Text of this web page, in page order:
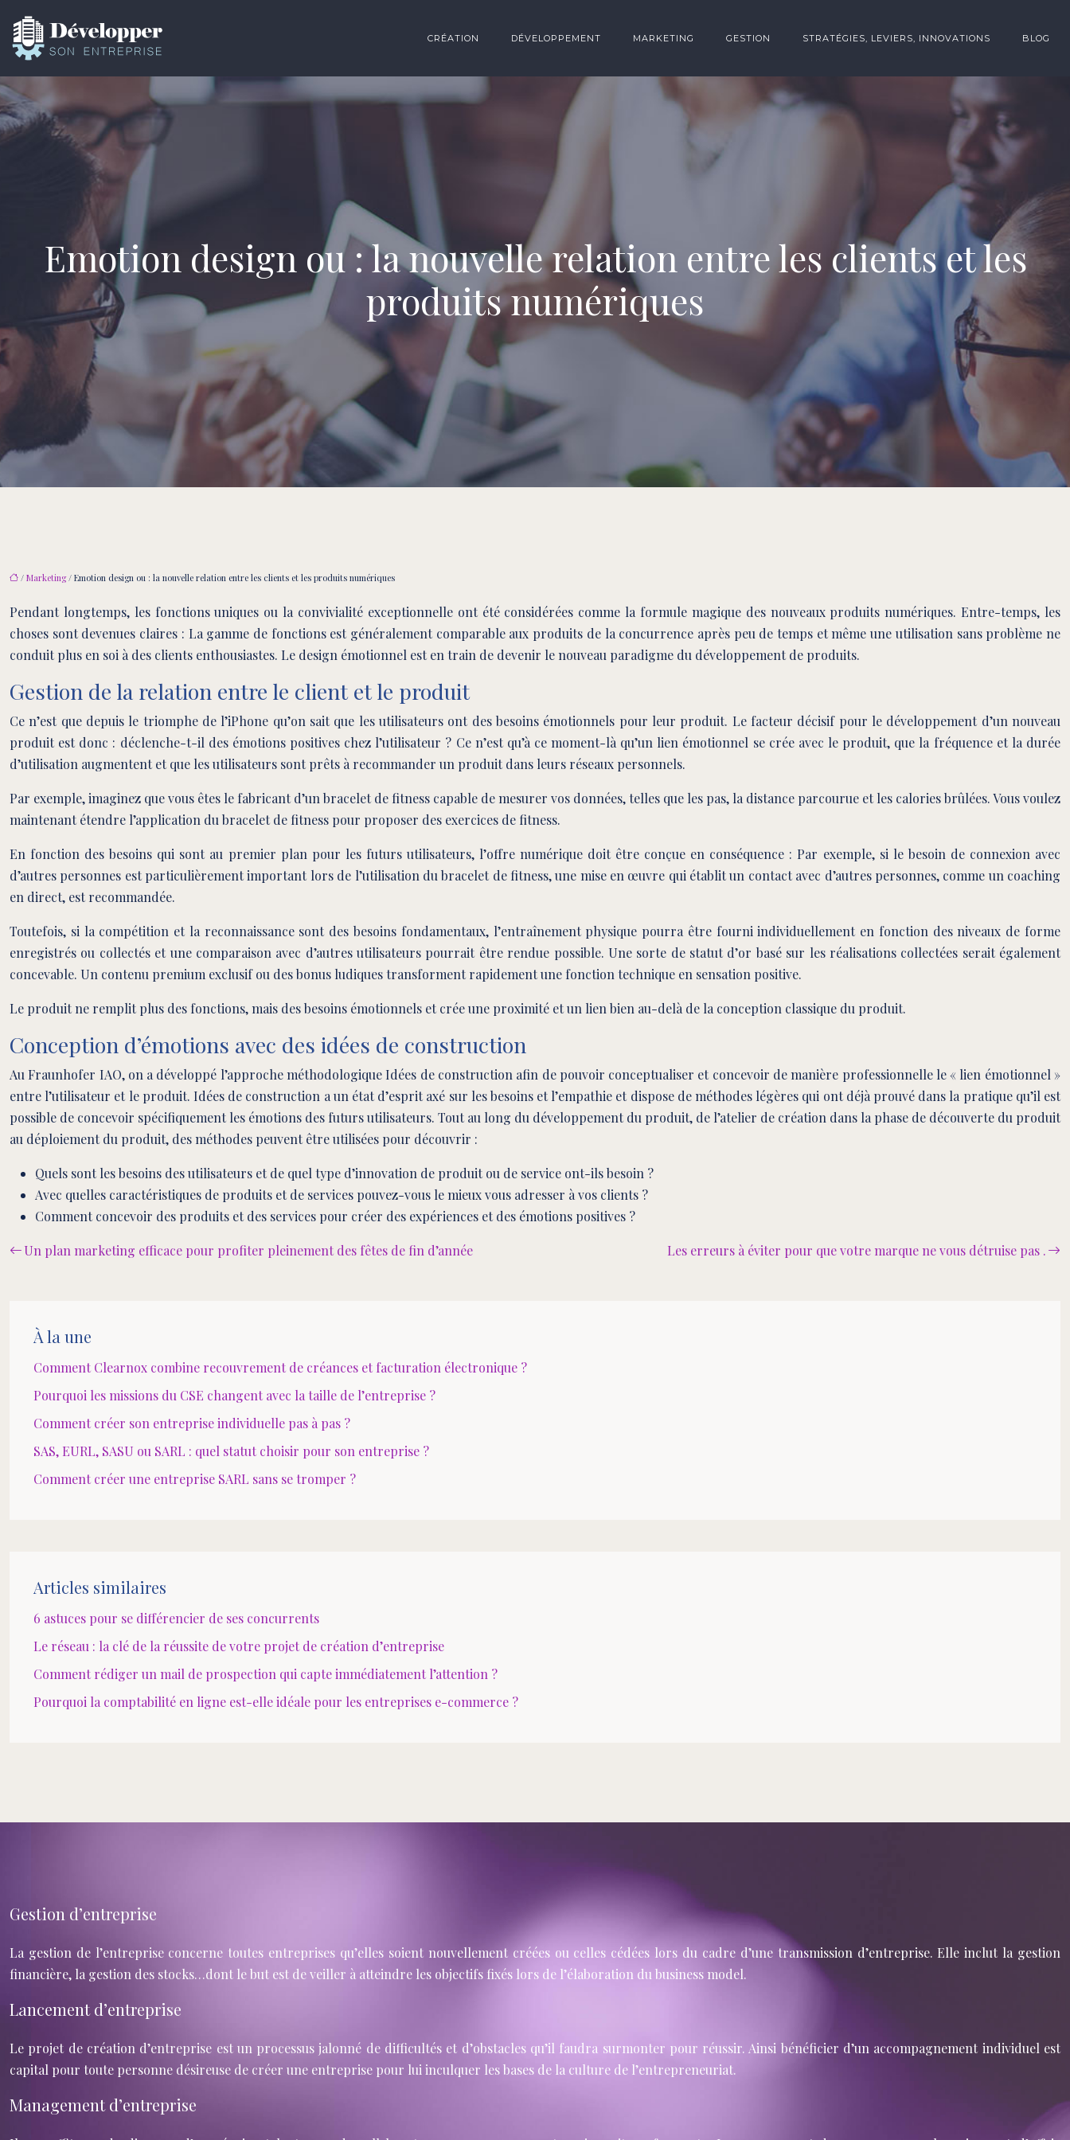
CRÉATION DÉVELOPPEMENT MARKETING GESTION STRATÉGIES, LEVIERS, INNOVATIONS BLOG
Emotion design ou : la nouvelle relation entre les clients et les
produits numériques
/ Marketing/ Emotion design ou : la nouvelle relation entre les clients et les produits numériques
Pendant longtemps, les fonctions uniques ou la convivialité exceptionnelle ont été considérées comme la formule magique des nouveaux produits numériques. Entre-temps, les
choses sont devenues claires : La gamme de fonctions est généralement comparable aux produits de la concurrence après peu de temps et même une utilisation sans problème ne
conduit plus en soi à des clients enthousiastes. Le design émotionnel est en train de devenir le nouveau paradigme du développement de produits.
Gestion de la relation entre le client et le produit
Ce n’est que depuis le triomphe de l’iPhone qu’on sait que les utilisateurs ont des besoins émotionnels pour leur produit. Le facteur décisif pour le développement d’un nouveau
produit est donc : déclenche-t-il des émotions positives chez l’utilisateur ? Ce n’est qu’à ce moment-là qu’un lien émotionnel se crée avec le produit, que la fréquence et la durée
d’utilisation augmentent et que les utilisateurs sont prêts à recommander un produit dans leurs réseaux personnels.
Par exemple, imaginez que vous êtes le fabricant d’un bracelet de fitness capable de mesurer vos données, telles que les pas, la distance parcourue et les calories brûlées. Vous voulez
maintenant étendre l’application du bracelet de fitness pour proposer des exercices de fitness.
En fonction des besoins qui sont au premier plan pour les futurs utilisateurs, l’offre numérique doit être conçue en conséquence : Par exemple, si le besoin de connexion avec
d’autres personnes est particulièrement important lors de l’utilisation du bracelet de fitness, une mise en œuvre qui établit un contact avec d’autres personnes, comme un coaching
en direct, est recommandée.
Toutefois, si la compétition et la reconnaissance sont des besoins fondamentaux, l’entraînement physique pourra être fourni individuellement en fonction des niveaux de forme
enregistrés ou collectés et une comparaison avec d’autres utilisateurs pourrait être rendue possible. Une sorte de statut d’or basé sur les réalisations collectées serait également
concevable. Un contenu premium exclusif ou des bonus ludiques transforment rapidement une fonction technique en sensation positive.
Le produit ne remplit plus des fonctions, mais des besoins émotionnels et crée une proximité et un lien bien au-delà de la conception classique du produit.
Conception d’émotions avec des idées de construction
Au Fraunhofer IAO, on a développé l’approche méthodologique Idées de construction afin de pouvoir conceptualiser et concevoir de manière professionnelle le « lien émotionnel »
entre l’utilisateur et le produit. Idées de construction a un état d’esprit axé sur les besoins et l’empathie et dispose de méthodes légères qui ont déjà prouvé dans la pratique qu’il est
possible de concevoir spécifiquement les émotions des futurs utilisateurs. Tout au long du développement du produit, de l’atelier de création dans la phase de découverte du produit
au déploiement du produit, des méthodes peuvent être utilisées pour découvrir :
Quels sont les besoins des utilisateurs et de quel type d’innovation de produit ou de service ont-ils besoin ?
Avec quelles caractéristiques de produits et de services pouvez-vous le mieux vous adresser à vos clients ?
Comment concevoir des produits et des services pour créer des expériences et des émotions positives ?
Un plan marketing efficace pour profiter pleinement des fêtes de fin d’année Les erreurs à éviter pour que votre marque ne vous détruise pas .
À la une
Comment Clearnox combine recouvrement de créances et facturation électronique ?
Pourquoi les missions du CSE changent avec la taille de l’entreprise ?
Comment créer son entreprise individuelle pas à pas ?
SAS, EURL, SASU ou SARL : quel statut choisir pour son entreprise ?
Comment créer une entreprise SARL sans se tromper ?
Articles similaires
6 astuces pour se différencier de ses concurrents
Le réseau : la clé de la réussite de votre projet de création d’entreprise
Comment rédiger un mail de prospection qui capte immédiatement l’attention ?
Pourquoi la comptabilité en ligne est-elle idéale pour les entreprises e-commerce ?
Gestion d’entreprise
La gestion de l’entreprise concerne toutes entreprises qu’elles soient nouvellement créées ou celles cédées lors du cadre d’une transmission d’entreprise. Elle inclut la gestion
financière, la gestion des stocks…dont le but est de veiller à atteindre les objectifs fixés lors de l’élaboration du business model.
Lancement d’entreprise
Le projet de création d’entreprise est un processus jalonné de difficultés et d’obstacles qu’il faudra surmonter pour réussir. Ainsi bénéficier d’un accompagnement individuel est
capital pour toute personne désireuse de créer une entreprise pour lui inculquer les bases de la culture de l’entrepreneuriat.
Management d’entreprise